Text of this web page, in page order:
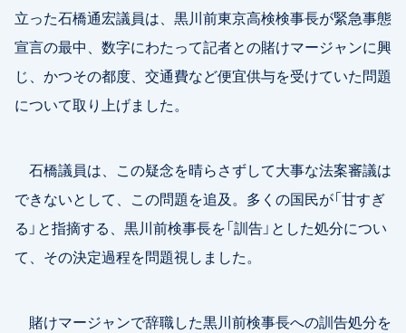
立った石橋通宏議員は、黒川前東京高検検事長が緊急事態
宣言の最中、数字にわたって記者との賭けマージャンに興
じ、かつその都度、交通費など便宜供与を受けていた問題
について取り上げました。
石橋議員は、この疑念を晴らさずして大事な法案審議は
できないとして、この問題を追及。多くの国民が「甘すぎ
る」と指摘する、黒川前検事長を「訓告」とした処分につい
て、その決定過程を問題視しました。
賭けマージャンで辞職した黒川前検事長への訓告処分を